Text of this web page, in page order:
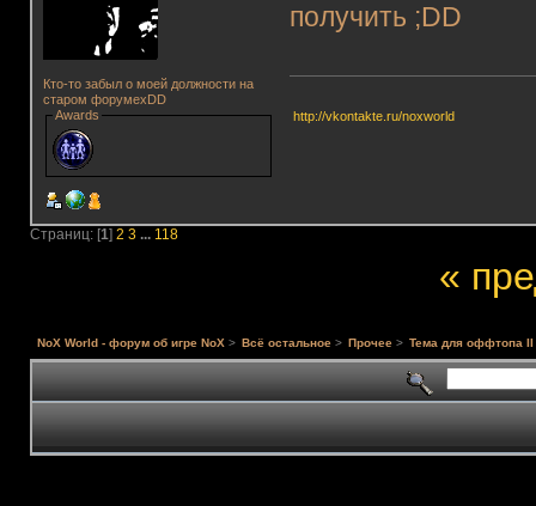
Кто-то забыл о моей должности на
старом форумеxDD
Awards
получить ;DD
http://vkontakte.ru/noxworld
Страниц: [1] 2 3 ... 118
«
NoX World - форум об игре NoX > Всё остальное > Прочее > Тема для оффтопа II